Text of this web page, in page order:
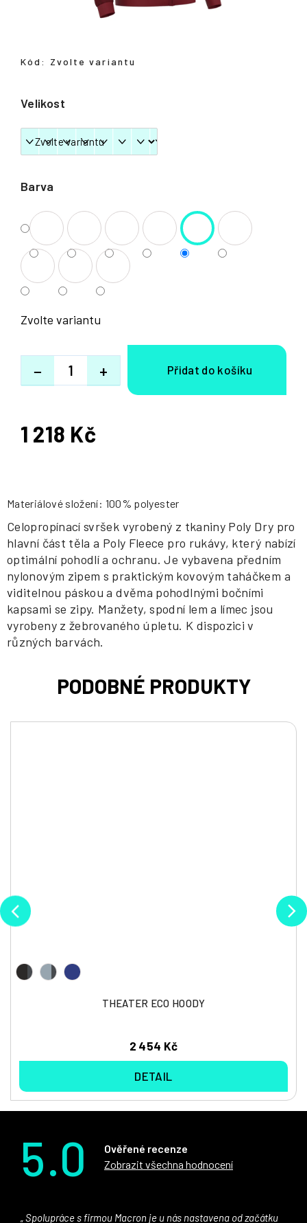
Barva
Velikost
Zvolte variantu
+
−
Kód: Zvolte variantu
1 218 Kč
Měrná
Materiálové složení: 100% polyester
Celopropínací svršek vyrobený z tkaniny Poly Dry pro
hlavní část těla a Poly Fleece pro rukávy, který nabízí
optimální pohodlí a ochranu. Je vybavena předním
nylonovým zipem s praktickým kovovým taháčkem a
viditelnou páskou a dvěma pohodlnými bočními
kapsami se zipy. Manžety, spodní lem a límec jsou
vyrobeny z žebrovaného úpletu. K dispozici v
různých barvách.
THEATER ECO HOODY
2 454 Kč
DETAIL
5.0
Ověřené recenze
Zobrazit všechna hodnocení